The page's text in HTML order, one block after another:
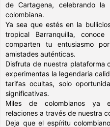
de Cartagena, celebrando
colombiana.
Ya sea que estés en la
tropical Barranquilla,
comparten tu entusiasmo
amistades auténticas.
Disfruta de nuestra plataforma
experimentas la legendaria
tarifas ocultas, solo
significativas.
Miles de colombianos ya
relaciones a través de nuestra
Deja que el espíritu